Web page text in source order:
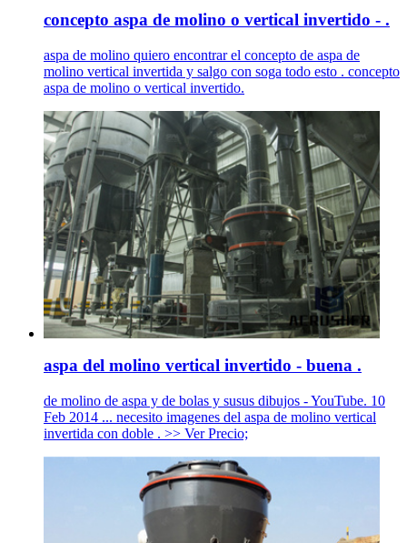
concepto aspa de molino o vertical invertido - .
aspa de molino quiero encontrar el concepto de aspa de
molino vertical invertida y salgo con soga todo esto . concepto
aspa de molino o vertical invertido.
aspa del molino vertical invertido - buena .
de molino de aspa y de bolas y susus dibujos - YouTube. 10
Feb 2014 ... necesito imagenes del aspa de molino vertical
invertida con doble . >> Ver Precio;